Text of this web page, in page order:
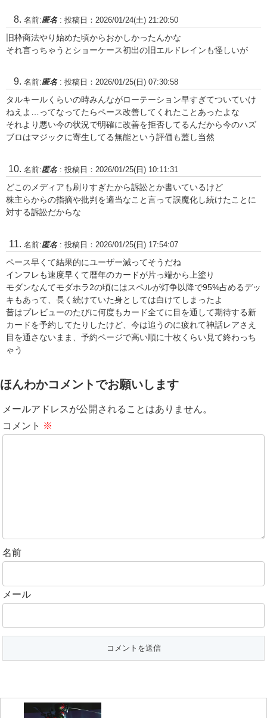
名前:匿名 : 投稿日：2026/01/24(土) 21:20:50
旧枠商法やり始めた頃からおかしかったんかな
それ言っちゃうとショーケース初出の旧エルドレインも怪しいが
名前:匿名 : 投稿日：2026/01/25(日) 07:30:58
タルキールくらいの時みんながローテーション早すぎてついていけ
ねえよ…ってなってたらペース改善してくれたことあったよな
それより悪い今の状況で明確に改善を拒否してるんだから今のハズ
ブロはマジックに寄生してる無能という評価も蓋し当然
名前:匿名 : 投稿日：2026/01/25(日) 10:11:31
どこのメディアも刷りすぎたから訴訟とか書いているけど
株主らからの指摘や批判を適当なこと言って誤魔化し続けたことに
対する訴訟だからな
名前:匿名 : 投稿日：2026/01/25(日) 17:54:07
ペース早くて結果的にユーザー減ってそうだね
インフレも速度早くて暦年のカードが片っ端から上塗り
モダンなんてモダホラ2の頃にはスペルが灯争以降で95%占めるデッ
キもあって、長く続けていた身としては白けてしまったよ
昔はプレビューのたびに何度もカード全てに目を通して期待する新
カードを予約してたりしたけど、今は追うのに疲れて神話レアさえ
目を通さないまま、予約ページで高い順に十枚くらい見て終わっち
ゃう
ほんわかコメントでお願いします
メールアドレスが公開されることはありません。
コメント ※
名前
メール